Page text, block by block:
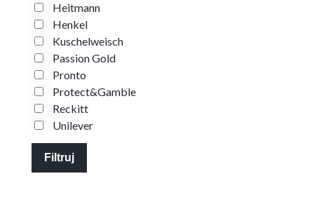
Heitmann
Henkel
Kuschelweisch
Passion Gold
Pronto
Protect&Gamble
Reckitt
Unilever
Filtruj